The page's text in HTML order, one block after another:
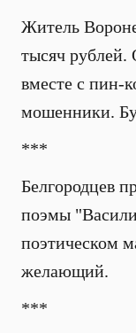
Житель
тысяч рублей.
вместе с пин-
мошенники.
***
Белгородцев
поэмы
поэтическом
желающий.
***